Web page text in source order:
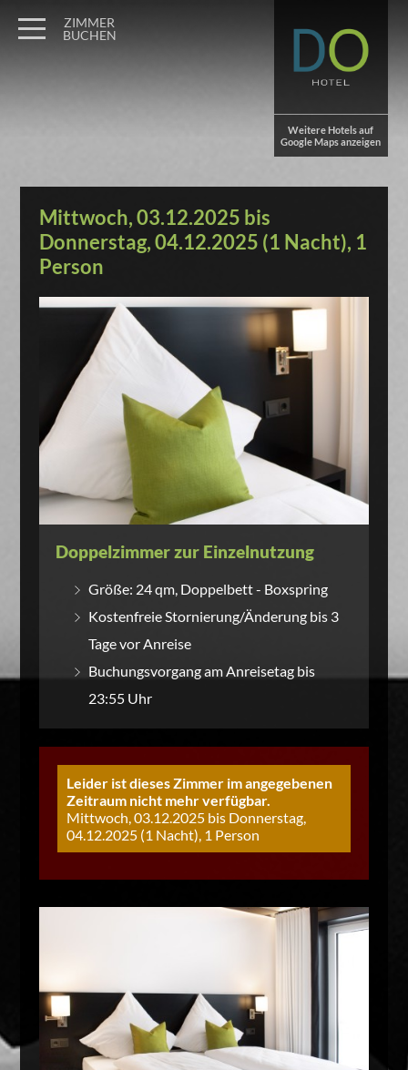
Weitere Hotels auf
Google Maps anzeigen
ZIMMER
BUCHEN
Mittwoch, 03.12.2025 bis
Donnerstag, 04.12.2025 (1 Nacht), 1
Person
Doppelzimmer zur Einzelnutzung
Größe: 24 qm, Doppelbett - Boxspring
Kostenfreie Stornierung/Änderung bis 3
Tage vor Anreise
Buchungsvorgang am Anreisetag bis
23:55 Uhr
Leider ist dieses Zimmer im angegebenen
Zeitraum nicht mehr verfügbar.
Mittwoch, 03.12.2025 bis Donnerstag,
04.12.2025 (1 Nacht), 1 Person